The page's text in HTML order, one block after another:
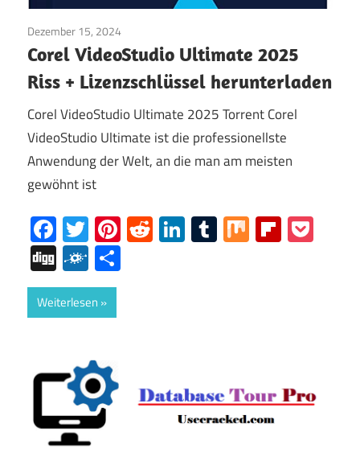
Dezember 15, 2024
Corel VideoStudio Ultimate 2025
Riss + Lizenzschlüssel herunterladen
Corel VideoStudio Ultimate 2025 Torrent Corel
VideoStudio Ultimate ist die professionellste
Anwendung der Welt, an die man am meisten
gewöhnt ist
Facebook
Twitter
Pinterest
RedditLinkedIn
Tumblr
Mix
DiggFolkd
Weiterlesen